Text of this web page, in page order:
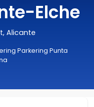
Elche
Alicante
Parkering Punta